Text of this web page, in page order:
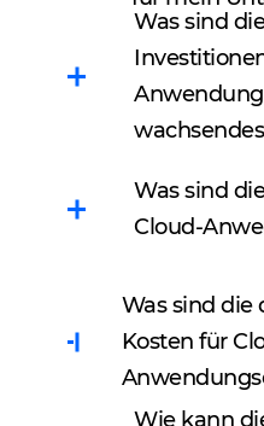
Definieren
Ihre
einschließlich
n und
Bewerten
Cloud-
Was sind
bieten
Vorteile:
zuverlässige
Was sind
Cloud-
Hier sind
Was sind
Kosten für
Wie kann